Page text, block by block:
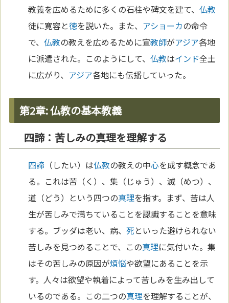
教義を広めるために多くの石柱や碑文を建て、仏教
徒に寛容と徳を説いた。また、 アショーカの命令
で、仏教の教えを広めるために宣教師がアジア各地
に派遣された。このようにして、仏教はインド全土
に広がり、 アジア各地にも伝播していった。
第2章: 仏教の基本教義
四諦：苦しみの真理を理解する
四諦 （したい）は仏教の教えの中心を成す概念であ
る。これは苦（く）、集（じゅう）、滅（めつ）、
道（どう）という四つの真理を指す。まず、苦は人
生が苦しみで満ちていることを認識することを意味
する。ブッダは老い、病、死といった避けられない
苦しみを見つめることで、この真理に気付いた。集
はその苦しみの原因が煩悩や欲望にあることを示
す。人々は欲望や執着によって苦しみを生み出して
いるのである。この二つの真理を理解することが、